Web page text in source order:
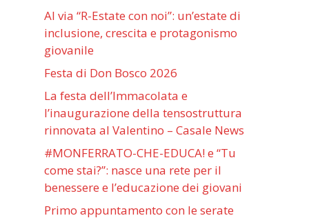
Al via “R-Estate con noi”: un’estate di
inclusione, crescita e protagonismo
giovanile
Festa di Don Bosco 2026
La festa dell’Immacolata e
l’inaugurazione della tensostruttura
rinnovata al Valentino – Casale News
#MONFERRATO-CHE-EDUCA! e “Tu
come stai?”: nasce una rete per il
benessere e l’educazione dei giovani
Primo appuntamento con le serate